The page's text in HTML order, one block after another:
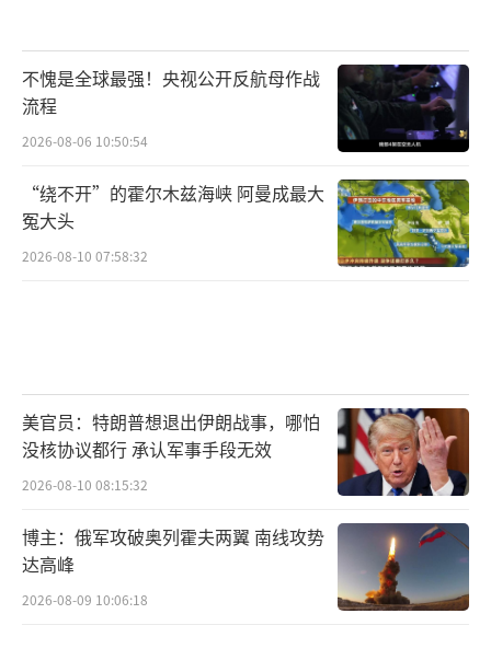
不愧是全球最强！央视公开反航母作战
流程
2026-08-06 10:50:54
“绕不开”的霍尔木兹海峡 阿曼成最大
冤大头
2026-08-10 07:58:32
美官员：特朗普想退出伊朗战事，哪怕
没核协议都行 承认军事手段无效
2026-08-10 08:15:32
博主：俄军攻破奥列霍夫两翼 南线攻势
达高峰
2026-08-09 10:06:18